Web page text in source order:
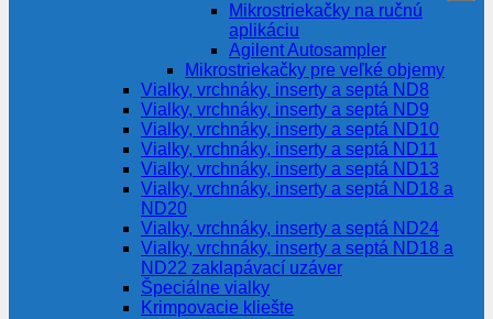
Mikrostriekačky na ručnú
aplikáciu
Agilent Autosampler
Mikrostriekačky pre veľké objemy
Vialky, vrchnáky, inserty a septá ND8
Vialky, vrchnáky, inserty a septá ND9
Vialky, vrchnáky, inserty a septá ND10
Vialky, vrchnáky, inserty a septá ND11
Vialky, vrchnáky, inserty a septá ND13
Vialky, vrchnáky, inserty a septá ND18 a
ND20
Vialky, vrchnáky, inserty a septá ND24
Vialky, vrchnáky, inserty a septá ND18 a
ND22 zaklapávací uzáver
Špeciálne vialky
Krimpovacie kliešte